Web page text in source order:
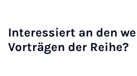
Interessiert an den
Vorträgen der Reihe?